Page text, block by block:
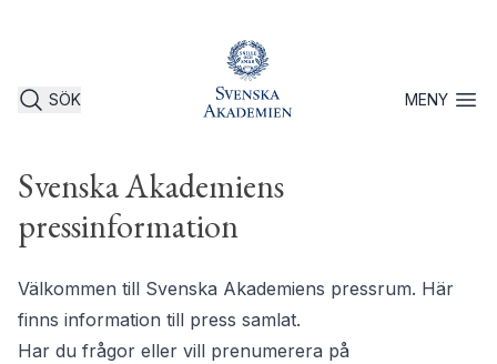
SÖK MENYÖppna
Svenska Akademiens
pressinformation
Välkommen till Svenska Akademiens pressrum. Här
finns information till press samlat.
Har du frågor eller vill prenumerera på